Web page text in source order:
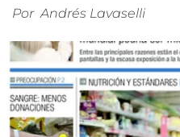
Por Andrés Lavaselli